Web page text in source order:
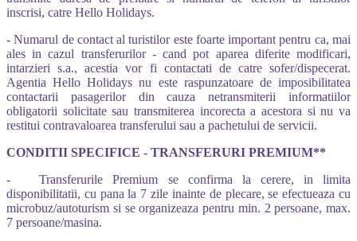
inscrisi, catre Hello Holidays.
- Numarul de contact al turistilor este foarte important pentru ca, mai
ales in cazul transferurilor - cand pot aparea diferite modificari,
intarzieri s.a., acestia vor fi contactati de catre sofer/dispecerat.
Agentia Hello Holidays nu este raspunzatoare de imposibilitatea
contactarii pasagerilor din cauza netransmiterii informatiilor
obligatorii solicitate sau transmiterea incorecta a acestora si nu va
restitui contravaloarea transferului sau a pachetului de servicii.
CONDITII SPECIFICE - TRANSFERURI PREMIUM**
- Transferurile Premium se confirma la cerere, in limita
disponibilitatii, cu pana la 7 zile inainte de plecare, se efectueaza cu
microbuz/autoturism si se organizeaza pentru min. 2 persoane, max.
7 persoane/masina.